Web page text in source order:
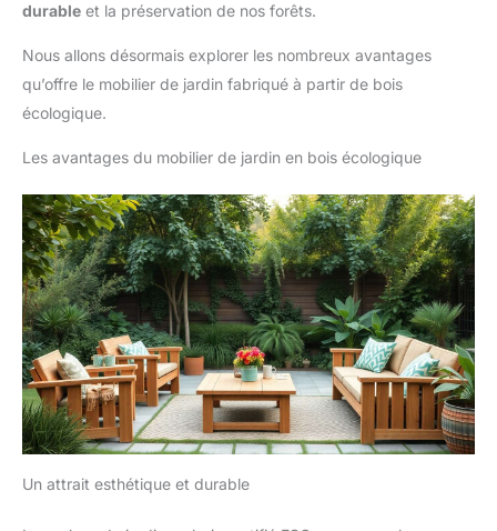
durable et la préservation de nos forêts.
Nous allons désormais explorer les nombreux avantages
qu’offre le mobilier de jardin fabriqué à partir de bois
écologique.
Les avantages du mobilier de jardin en bois écologique
Un attrait esthétique et durable